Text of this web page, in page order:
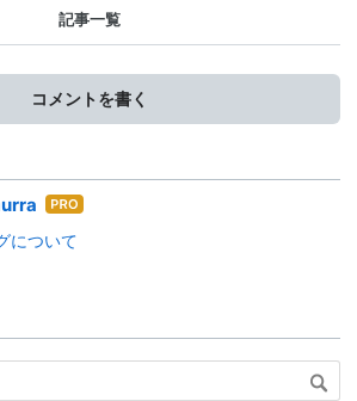
記事一覧
コメントを書く
はて
ログ
について